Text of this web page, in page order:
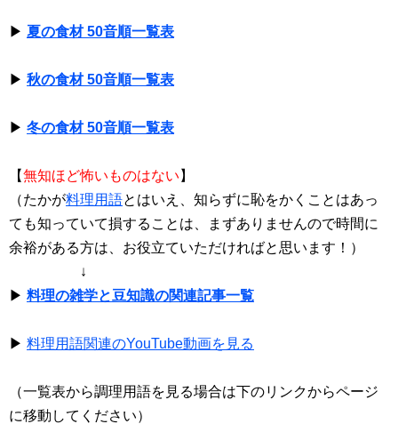
▶ 夏の食材 50音順一覧表
▶ 秋の食材 50音順一覧表
▶ 冬の食材 50音順一覧表
【無知ほど怖いものはない 】
（たかが料理用語とはいえ、知らずに恥をかくことはあっ
ても知っていて損することは、まずありませんので時間に
余裕がある方は、お役立ていただければと思います！）
↓
▶ 料理の雑学と豆知識の関連記事一覧
▶ 料理用語関連のYouTube動画を見る
（一覧表から調理用語を見る場合は下のリンクからページ
に移動してください）